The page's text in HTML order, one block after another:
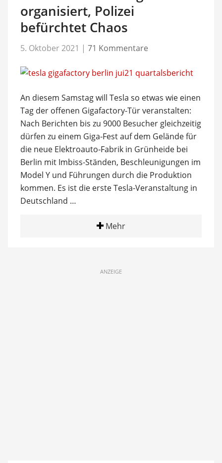
organisiert, Polizei
befürchtet Chaos
5. Oktober 2021 | 71 Kommentare
An diesem Samstag will Tesla so etwas wie einen
Tag der offenen Gigafactory-Tür veranstalten:
Nach Berichten bis zu 9000 Besucher gleichzeitig
dürfen zu einem Giga-Fest auf dem Gelände für
die neue Elektroauto-Fabrik in Grünheide bei
Berlin mit Imbiss-Ständen, Beschleunigungen im
Model Y und Führungen durch die Produktion
kommen. Es ist die erste Tesla-Veranstaltung in
Deutschland …
Mehr
ANZEIGE